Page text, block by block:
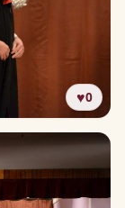
♥0